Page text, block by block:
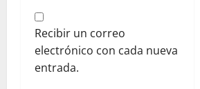
Recibir un correo
electrónico con cada nueva
entrada.